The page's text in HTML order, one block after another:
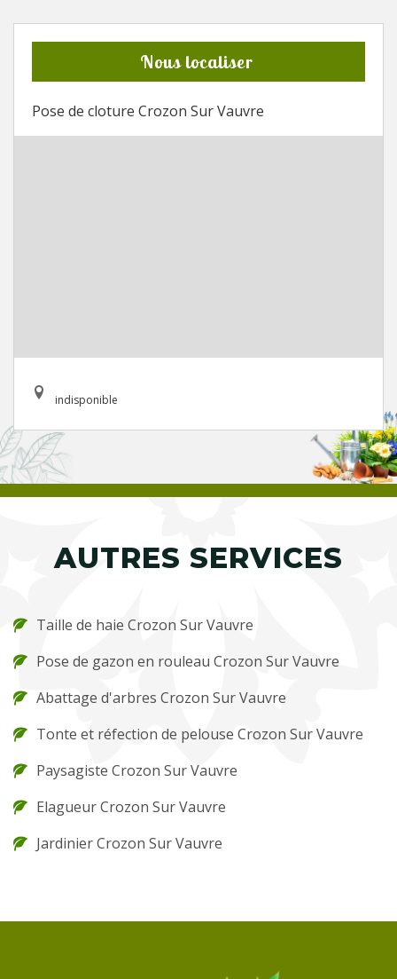
Nous localiser
Pose de cloture Crozon Sur Vauvre
indisponible
AUTRES SERVICES
Taille de haie Crozon Sur Vauvre
Pose de gazon en rouleau Crozon Sur Vauvre
Abattage d'arbres Crozon Sur Vauvre
Tonte et réfection de pelouse Crozon Sur Vauvre
Paysagiste Crozon Sur Vauvre
Elagueur Crozon Sur Vauvre
Jardinier Crozon Sur Vauvre